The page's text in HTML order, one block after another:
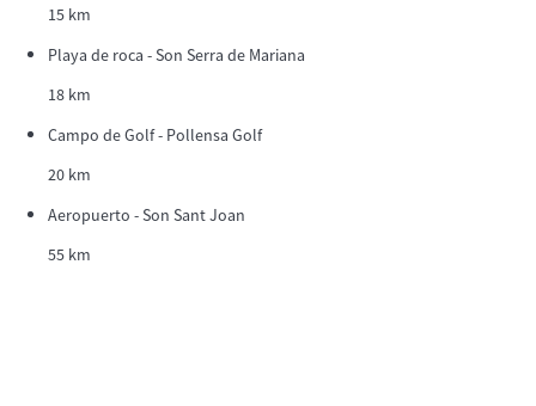
15 km
Playa de roca - Son Serra de Mariana
18 km
Campo de Golf - Pollensa Golf
20 km
Aeropuerto - Son Sant Joan
55 km